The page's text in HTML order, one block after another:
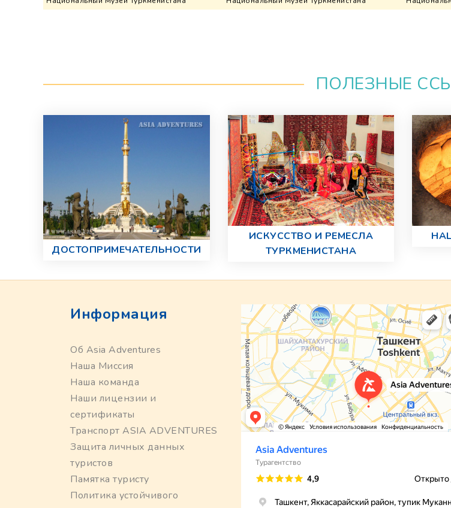
ПОЛЕЗНЫЕ
ДОСТОПРИМЕЧАТЕЛЬНОСТИ
ИСКУССТВО И РЕМЕСЛА
ТУРКМЕНИСТАНА
Информация
Об Asia Adventures
Наша Миссия
Наша команда
Наши лицензии и
сертификаты
Транспорт ASIA ADVENTURES
Защита личных данных
туристов
Памятка туристу
Политика устойчивого